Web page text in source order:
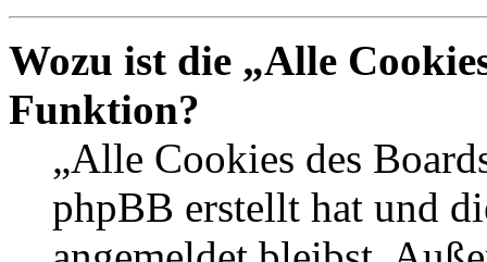
Wozu ist die „Alle
Funktion?
„Alle Cookies des
phpBB erstellt hat und